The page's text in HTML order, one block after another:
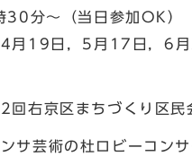
30分～（当日参加OK）
19日，5月17日，6月
右京区まちづくり区民
芸術の杜ロビーコン